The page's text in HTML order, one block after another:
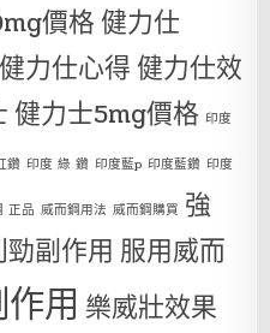
價格健力仕
健力仕心得健力仕效
健力士5mg價格 印度
鑽 印度 綠 鑽 印度藍p 印度藍鑽 印度
正品 威而鋼用法 威而鋼購買 強
勁副作用 服用威而
用 樂威壯效果